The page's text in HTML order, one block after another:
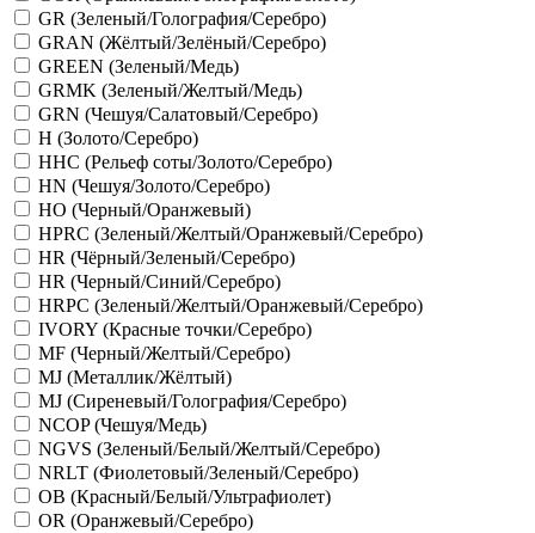
GR (Зеленый/Голография/Серебро)
GRAN (Жёлтый/Зелёный/Серебро)
GREEN (Зеленый/Медь)
GRMK (Зеленый/Желтый/Медь)
GRN (Чешуя/Салатовый/Серебро)
H (Золото/Серебро)
HHC (Рельеф соты/Золото/Серебро)
HN (Чешуя/Золото/Серебро)
HO (Черный/Оранжевый)
HPRC (Зеленый/Желтый/Оранжевый/Серебро)
HR (Чёрный/Зеленый/Серебро)
HR (Черный/Синий/Серебро)
HRPC (Зеленый/Желтый/Оранжевый/Серебро)
IVORY (Красные точки/Серебро)
MF (Черный/Желтый/Серебро)
MJ (Металлик/Жёлтый)
MJ (Сиреневый/Голография/Серебро)
NCOP (Чешуя/Медь)
NGVS (Зеленый/Белый/Желтый/Серебро)
NRLT (Фиолетовый/Зеленый/Серебро)
OB (Красный/Белый/Ультрафиолет)
OR (Оранжевый/Серебро)